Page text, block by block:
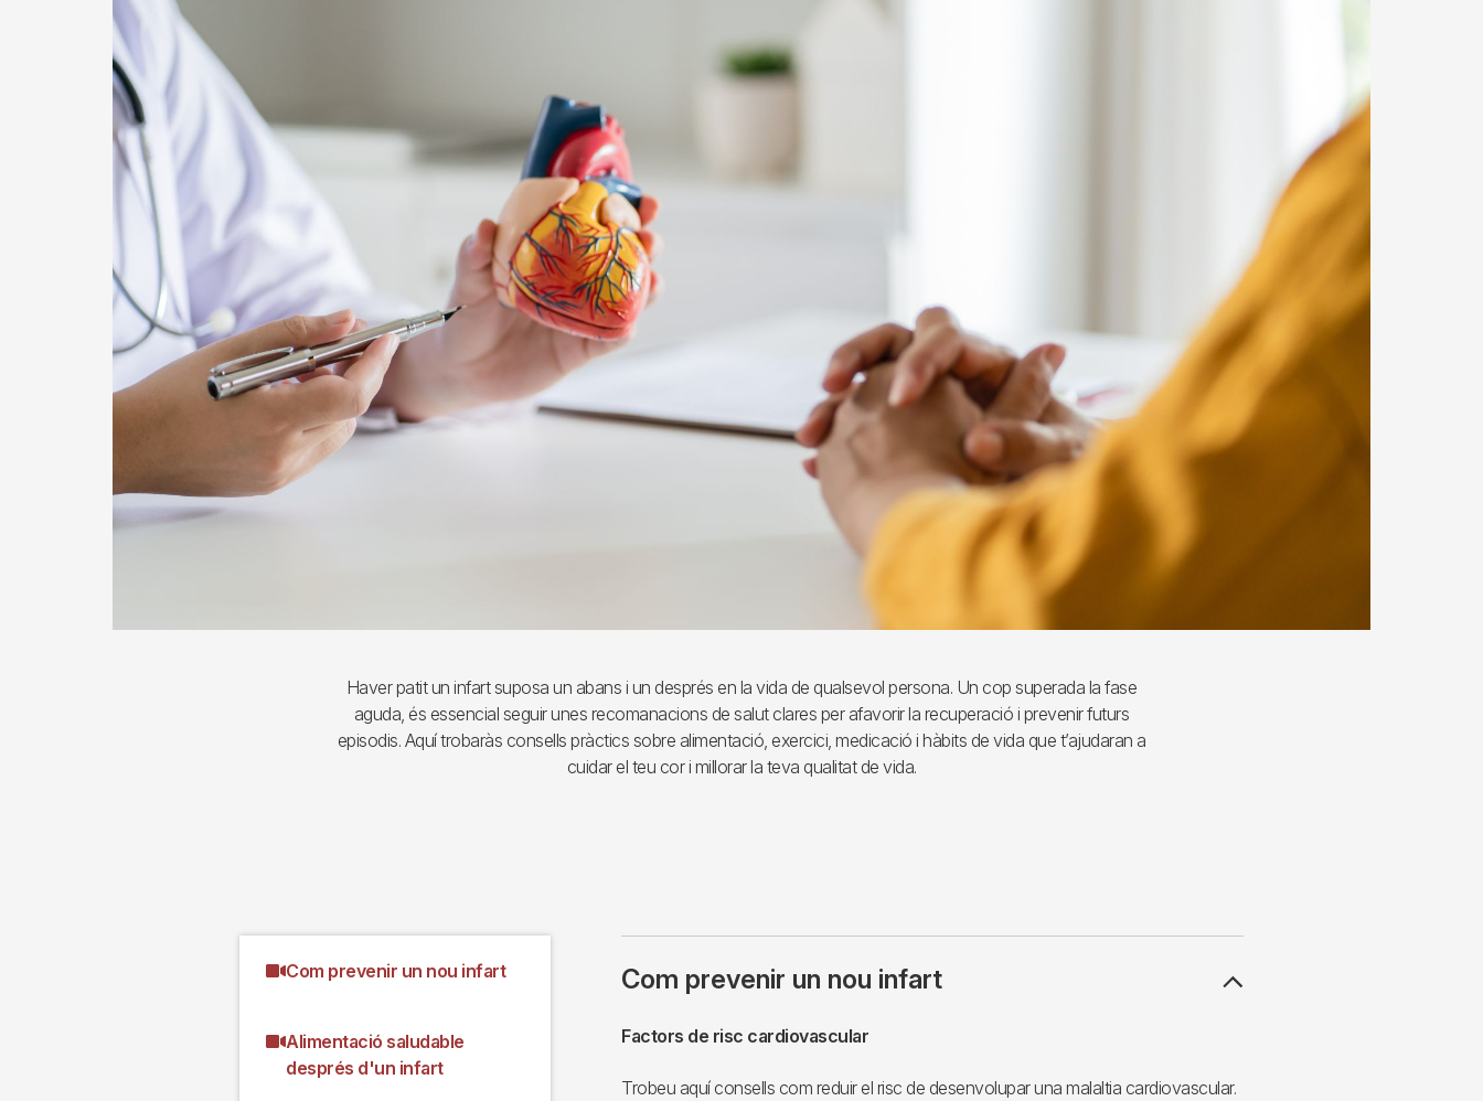
Haver patit un infart suposa un abans i un després en la vida de qualsevol persona. Un cop superada la fase
aguda, és essencial seguir unes recomanacions de salut clares per afavorir la recuperació i prevenir futurs
episodis. Aquí trobaràs consells pràctics sobre alimentació, exercici, medicació i hàbits de vida que t’ajudaran a
cuidar el teu cor i millorar la teva qualitat de vida.
Com prevenir un nou infart
Alimentació saludable
després d'un infart
Com prevenir un nou infart
Factors de risc cardiovascular
Trobeu aquí consells com reduir el risc de desenvolupar una malaltia cardiovascular.